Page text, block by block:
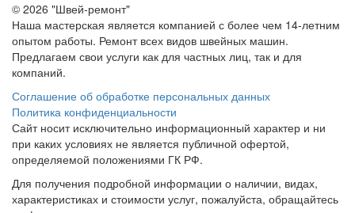
© 2026 "Швей-ремонт"
Наша мастерская является компанией с более чем 14-летним
опытом работы. Ремонт всех видов швейных машин.
Предлагаем свои услуги как для частных лиц, так и для
компаний.
Соглашение об обработке персональных данных
Политика конфиденциальности
Сайт носит исключительно информационный характер и ни
при каких условиях не является публичной офертой,
определяемой положениями ГК РФ.
Для получения подробной информации о наличии, видах,
характеристиках и стоимости услуг, пожалуйста, обращайтесь